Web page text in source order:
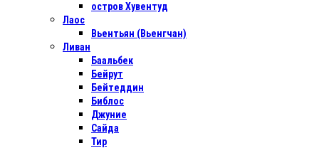
остров Хувентуд
Лаос
Вьентьян (Вьенгчан)
Ливан
Баальбек
Бейрут
Бейтеддин
Библос
Джуние
Сайда
Тир